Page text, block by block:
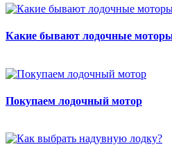
Какие бывают лодочные
Покупаем лодочный мотор